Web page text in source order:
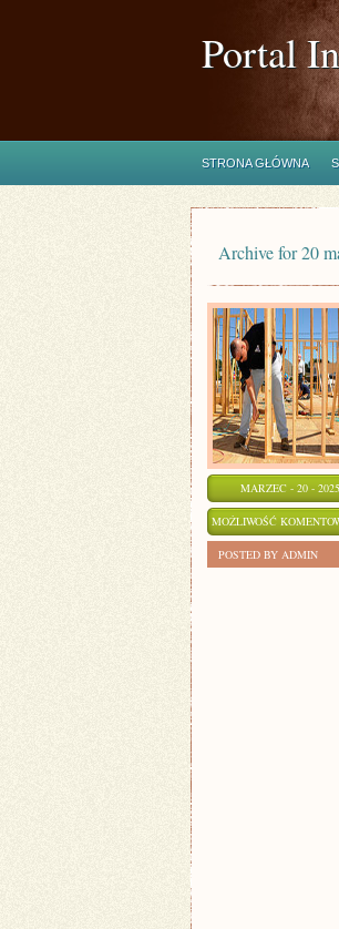
Portal
STRONA GŁÓWNA
Archive for 20
MARZEC - 20 - 2025
MOŻLIWOŚĆ
ZOSTAŁA
POSTED BY ADMIN